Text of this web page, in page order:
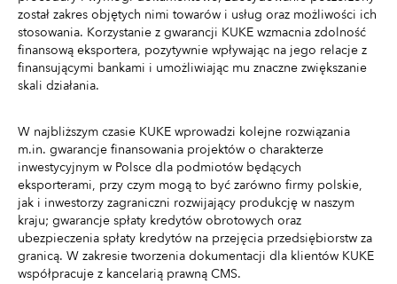
został zakres objętych nimi towarów i usług oraz możliwości ich
stosowania. Korzystanie z gwarancji KUKE wzmacnia zdolność
finansową eksportera, pozytywnie wpływając na jego relacje z
finansującymi bankami i umożliwiając mu znaczne zwiększanie
skali działania.
W najbliższym czasie KUKE wprowadzi kolejne rozwiązania
m.in. gwarancje finansowania projektów o charakterze
inwestycyjnym w Polsce dla podmiotów będących
eksporterami, przy czym mogą to być zarówno firmy polskie,
jak i inwestorzy zagraniczni rozwijający produkcję w naszym
kraju; gwarancje spłaty kredytów obrotowych oraz
ubezpieczenia spłaty kredytów na przejęcia przedsiębiorstw za
granicą. W zakresie tworzenia dokumentacji dla klientów KUKE
współpracuje z kancelarią prawną CMS.